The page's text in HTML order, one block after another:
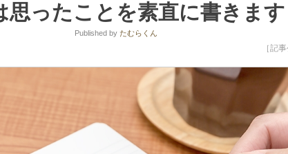
思ったことを素直に書きます
Published by たむらくん
［記